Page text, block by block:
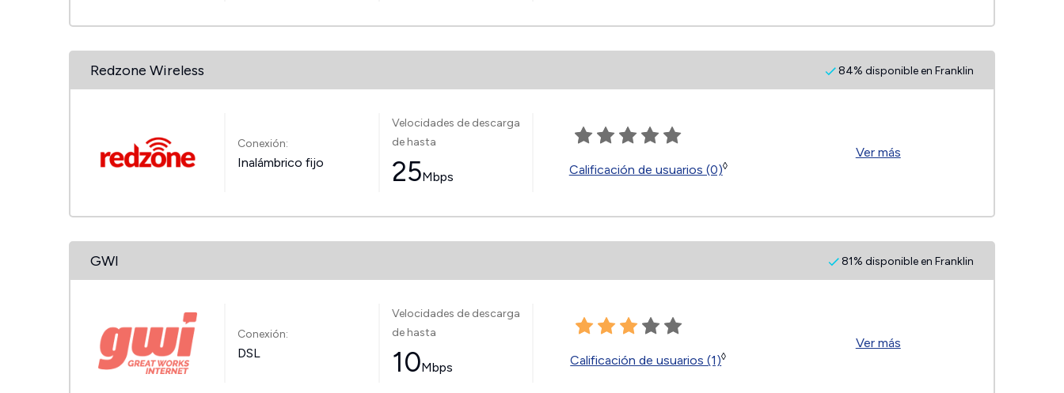
Redzone Wireless 84% disponible en Franklin
Conexión:
Inalámbrico fijo
Velocidades de descarga
de hasta
25Mbps Calificación de usuarios (0)◊
Ver más
GWI 81% disponible en Franklin
Conexión:
DSL
Velocidades de descarga
de hasta
10Mbps Calificación de usuarios (1)◊
Ver más